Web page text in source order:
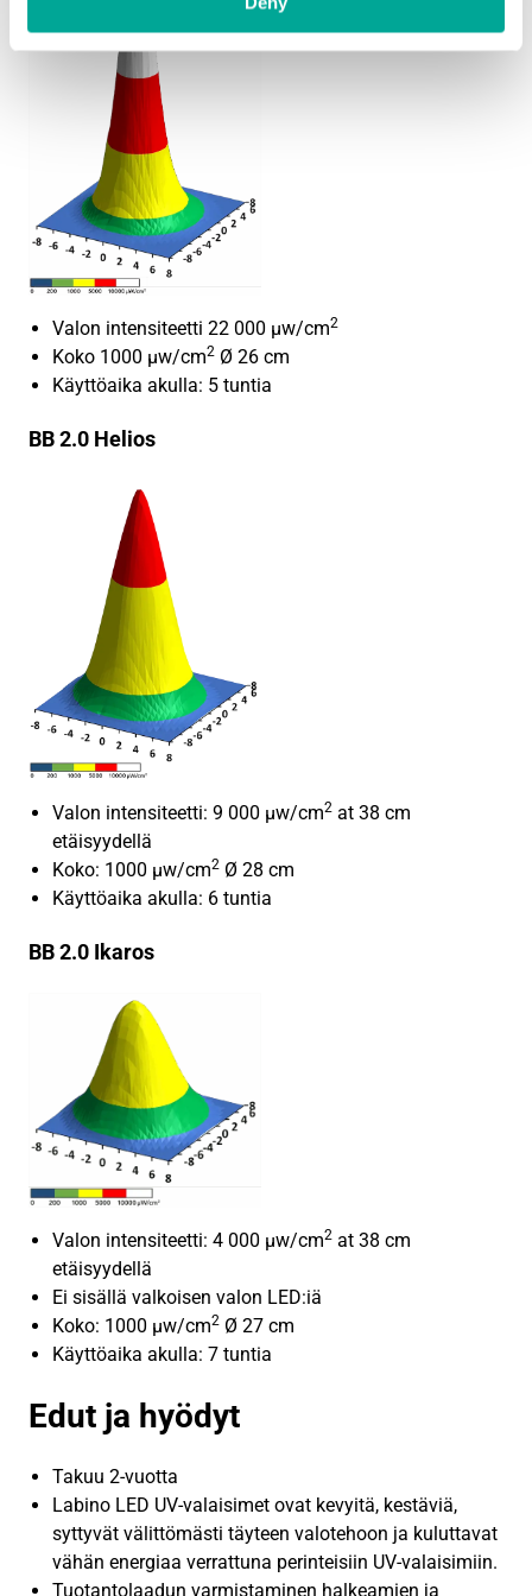
Valon intensiteetti 22 000 μw/cm2
Koko 1000 μw/cm2 Ø 26 cm
Käyttöaika akulla: 5 tuntia
BB 2.0 Helios
Valon intensiteetti: 9 000 µw/cm2 at 38 cm
etäisyydellä
Koko: 1000 µw/cm2 Ø 28 cm
Käyttöaika akulla: 6 tuntia
BB 2.0 Ikaros
Valon intensiteetti: 4 000 µw/cm2 at 38 cm
etäisyydellä
Ei sisällä valkoisen valon LED:iä
Koko: 1000 µw/cm2 Ø 27 cm
Käyttöaika akulla: 7 tuntia
Edut ja hyödyt
Takuu 2-vuotta
Labino LED UV-valaisimet ovat kevyitä, kestäviä,
syttyvät välittömästi täyteen valotehoon ja kuluttavat
vähän energiaa verrattuna perinteisiin UV-valaisimiin.
Tuotantolaadun varmistaminen halkeamien ja